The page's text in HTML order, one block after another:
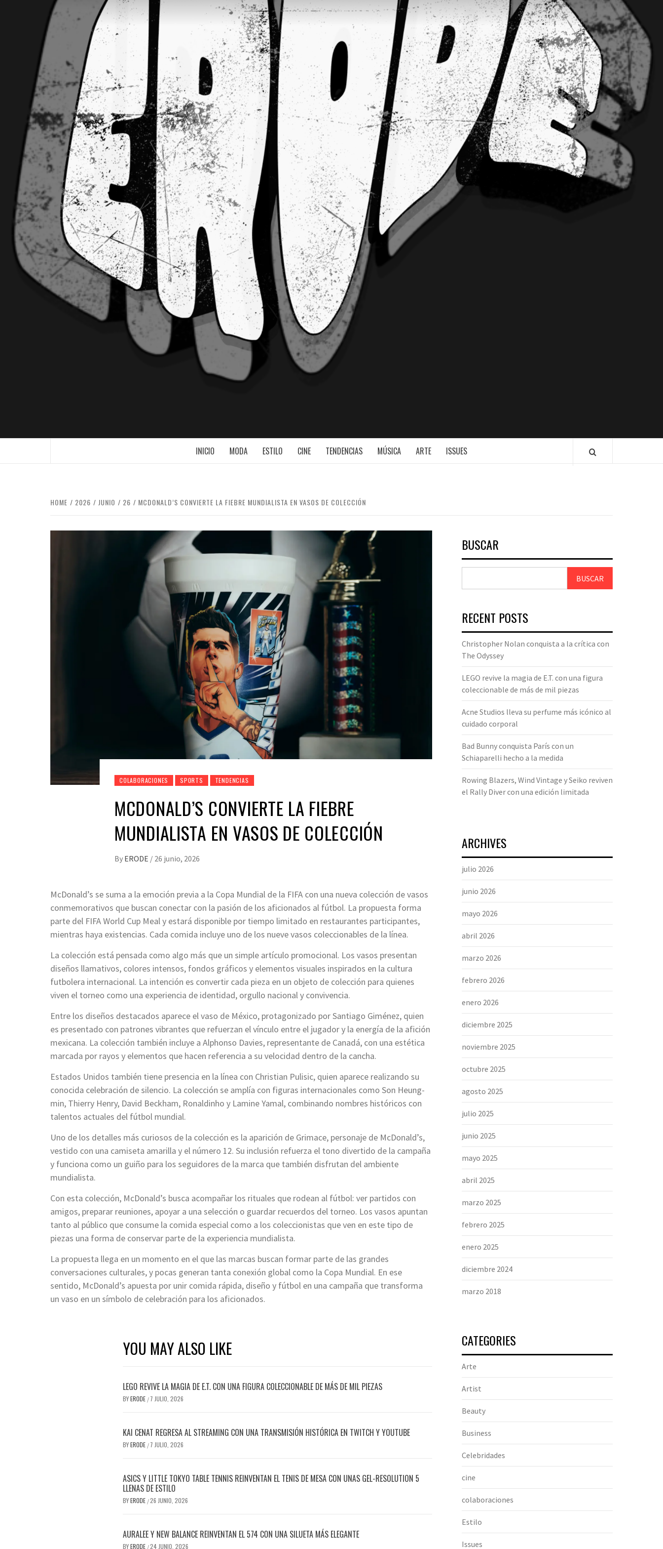
INICIO MODA ESTILO CINE TENDENCIAS MÚSICA ARTE ISSUES
HOME 2026 JUNIO 26 MCDONALD’S CONVIERTE LA FIEBRE MUNDIALISTA EN VASOS DE COLECCIÓN
COLABORACIONES SPORTS TENDENCIAS
MCDONALD’S CONVIERTE LA FIEBRE
MUNDIALISTA EN VASOS DE COLECCIÓN
By ERODE / 26 junio, 2026
McDonald’s se suma a la emoción previa a la Copa Mundial de la FIFA con una nueva colección de vasos
conmemorativos que buscan conectar con la pasión de los aficionados al fútbol. La propuesta forma
parte del FIFA World Cup Meal y estará disponible por tiempo limitado en restaurantes participantes,
mientras haya existencias. Cada comida incluye uno de los nueve vasos coleccionables de la línea.
La colección está pensada como algo más que un simple artículo promocional. Los vasos presentan
diseños llamativos, colores intensos, fondos gráficos y elementos visuales inspirados en la cultura
futbolera internacional. La intención es convertir cada pieza en un objeto de colección para quienes
viven el torneo como una experiencia de identidad, orgullo nacional y convivencia.
Entre los diseños destacados aparece el vaso de México, protagonizado por Santiago Giménez, quien
es presentado con patrones vibrantes que refuerzan el vínculo entre el jugador y la energía de la afición
mexicana. La colección también incluye a Alphonso Davies, representante de Canadá, con una estética
marcada por rayos y elementos que hacen referencia a su velocidad dentro de la cancha.
Estados Unidos también tiene presencia en la línea con Christian Pulisic, quien aparece realizando su
conocida celebración de silencio. La colección se amplía con figuras internacionales como Son Heung-
min, Thierry Henry, David Beckham, Ronaldinho y Lamine Yamal, combinando nombres históricos con
talentos actuales del fútbol mundial.
Uno de los detalles más curiosos de la colección es la aparición de Grimace, personaje de McDonald’s,
vestido con una camiseta amarilla y el número 12. Su inclusión refuerza el tono divertido de la campaña
y funciona como un guiño para los seguidores de la marca que también disfrutan del ambiente
mundialista.
Con esta colección, McDonald’s busca acompañar los rituales que rodean al fútbol: ver partidos con
amigos, preparar reuniones, apoyar a una selección o guardar recuerdos del torneo. Los vasos apuntan
tanto al público que consume la comida especial como a los coleccionistas que ven en este tipo de
piezas una forma de conservar parte de la experiencia mundialista.
La propuesta llega en un momento en el que las marcas buscan formar parte de las grandes
conversaciones culturales, y pocas generan tanta conexión global como la Copa Mundial. En ese
sentido, McDonald’s apuesta por unir comida rápida, diseño y fútbol en una campaña que transforma
un vaso en un símbolo de celebración para los aficionados.
YOU MAY ALSO LIKE
LEGO REVIVE LA MAGIA DE E.T. CON UNA FIGURA COLECCIONABLE DE MÁS DE MIL PIEZAS
BYERODE / 7 JULIO, 2026
KAI CENAT REGRESA AL STREAMING CON UNA TRANSMISIÓN HISTÓRICA EN TWITCH Y YOUTUBE
BYERODE / 7 JULIO, 2026
ASICS Y LITTLE TOKYO TABLE TENNIS REINVENTAN EL TENIS DE MESA CON UNAS GEL-RESOLUTION 5
LLENAS DE ESTILO
BYERODE /26 JUNIO, 2026
AURALEE Y NEW BALANCE REINVENTAN EL 574 CON UNA SILUETA MÁS ELEGANTE
BYERODE /24 JUNIO, 2026
BUSCAR
BUSCAR
RECENT POSTS
Christopher Nolan conquista a la crítica con
The Odyssey
LEGO revive la magia de E.T. con una figura
coleccionable de más de mil piezas
Acne Studios lleva su perfume más icónico al
cuidado corporal
Bad Bunny conquista París con un
Schiaparelli hecho a la medida
Rowing Blazers, Wind Vintage y Seiko reviven
el Rally Diver con una edición limitada
ARCHIVES
julio 2026
junio 2026
mayo 2026
abril 2026
marzo 2026
febrero 2026
enero 2026
diciembre 2025
noviembre 2025
octubre 2025
agosto 2025
julio 2025
junio 2025
mayo 2025
abril 2025
marzo 2025
febrero 2025
enero 2025
diciembre 2024
marzo 2018
CATEGORIES
Arte
Artist
Beauty
Business
Celebridades
cine
colaboraciones
Estilo
Issues